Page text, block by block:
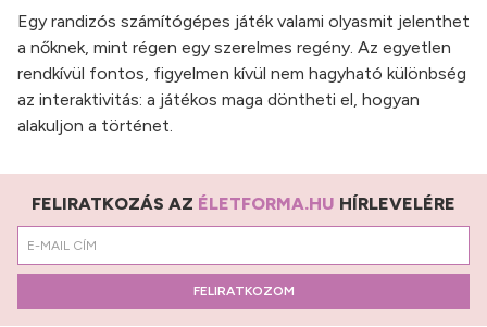
Egy randizós számítógépes játék valami olyasmit jelenthet
a nőknek, mint régen egy szerelmes regény. Az egyetlen
rendkívül fontos, figyelmen kívül nem hagyható különbség
az interaktivitás: a játékos maga döntheti el, hogyan
alakuljon a történet.
FELIRATKOZÁS AZ ÉLETFORMA.HU HÍRLEVELÉRE
FELIRATKOZOM